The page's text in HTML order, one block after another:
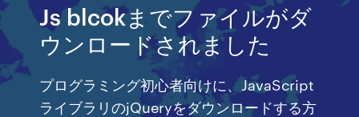
Js blcokまでファイルがダ
ウンロードされました
プログラミング初心者向けに、JavaScript
ライブラリのjQueryをダウンロードする方